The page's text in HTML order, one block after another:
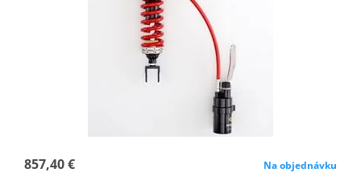
857,40 € Na objednávku